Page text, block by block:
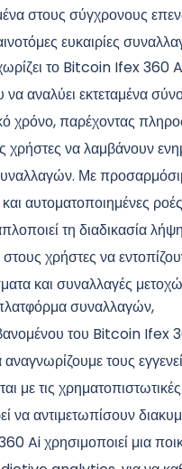
στους σύγχρονους
ευκαιρίες
το Bitcoin Ifex 360
να αναλύει εκτεταμένα
χρόνο, παρέχοντας
χρήστες να λαμβάνουν
Με
αυτοματοποιημένες
τη διαδικασία
στους χρήστες να
και συναλλαγές
συναλλαγών,
του Bitcoin Ifex
τους
με τις
να αντιμετωπίσουν
Ai χρησιμοποιεί μια